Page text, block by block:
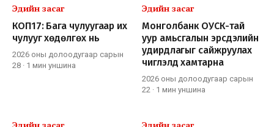
Эдийн засаг
КОП17: Бага чулуугаар их
чулууг хөдөлгөх нь
2026 оны долоодугаар сарын
28 · 1 мин уншина
Эдийн засаг
Монголбанк ОУСК-тай
уур амьсгалын эрсдэлийн
удирдлагыг сайжруулах
чиглэлд хамтарна
2026 оны долоодугаар сарын
22 · 1 мин уншина